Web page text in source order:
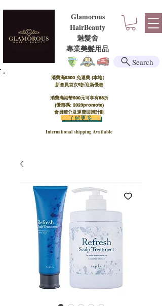
Glamorous
HairBeauty
魅髮舍
​​專業美髮用品
消費滿$300 免運費 (本地）​
新會員首次9折迎新優惠
消費滿港幣500元可享有88折
(優惠碼: 2023promote)
會員積分及運費回贈計劃
International shipping Available
了解更多
Search